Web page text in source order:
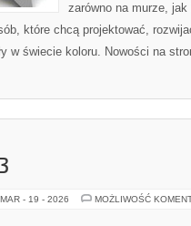
zarówno na murze,
które chcą projektować,
w świecie koloru. Nowości na
MAR - 19 - 2026 MOŻLIWOŚĆ